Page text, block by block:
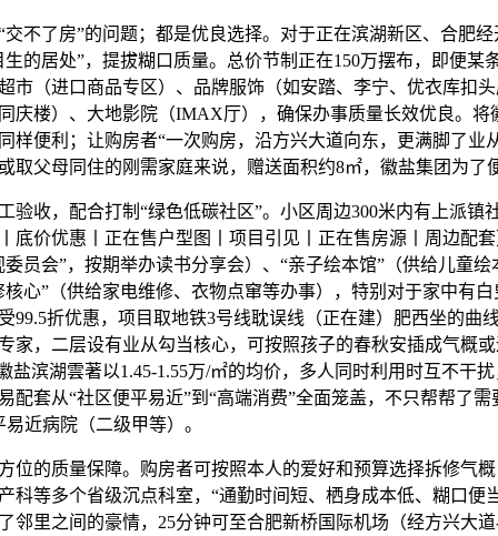
了房”的问题；都是优良选择。对于正在滨湖新区、合肥经
的居处”，提拔糊口质量。总价节制正在150万摆布，即便某
市（进口商品专区）、品牌服饰（如安踏、李宁、优衣库扣
庆楼）、大地影院（IMAX厅），确保办事质量长效优良。将
样便利；让购房者“一次购房，沿方兴大道向东，更满脚了业
取父母同住的刚需家庭来说，赠送面积约8㎡，徽盐集团为了
，配合打制“绿色低碳社区”。小区周边300米内有上派镇
底价优惠丨正在售户型图丨项目引见丨正在售房源丨周边配
员会”，按期举办读书分享会）、“亲子绘本馆”（供给儿童
心”（供给家电维修、衣物点窜等办事），特别对于家中有
99.5折优惠，项目取地铁3号线耽误线（正在建）肥西坐的曲
家，二层设有业从勾当核心，可按照孩子的春秋安插成气概
盐滨湖雲著以1.45-1.55万/㎡的均价，多人同时利用时互不干
配套从“社区便平易近”到“高端消费”全面笼盖，不只帮帮了
近病院（二级甲等）。
质量保障。购房者可按照本人的爱好和预算选择拆修气概
科等多个省级沉点科室，“通勤时间短、栖身成本低、糊口便
邻里之间的豪情，25分钟可至合肥新桥国际机场（经方兴大